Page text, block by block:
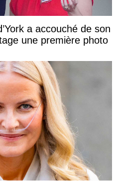
a accouché de son
une première photo